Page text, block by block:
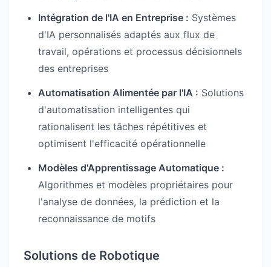
Intégration de l'IA en Entreprise : Systèmes
d'IA personnalisés adaptés aux flux de
travail, opérations et processus décisionnels
des entreprises
Automatisation Alimentée par l'IA : Solutions
d'automatisation intelligentes qui
rationalisent les tâches répétitives et
optimisent l'efficacité opérationnelle
Modèles d'Apprentissage Automatique :
Algorithmes et modèles propriétaires pour
l'analyse de données, la prédiction et la
reconnaissance de motifs
Solutions de Robotique